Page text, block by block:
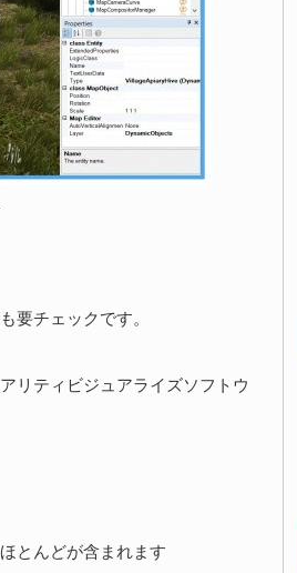
ブラリやエディタスクリ
スの Unreal Engine プラ
続きを読む
要チェックです。
リティビジュアライズソフトウ
とんどが含まれます